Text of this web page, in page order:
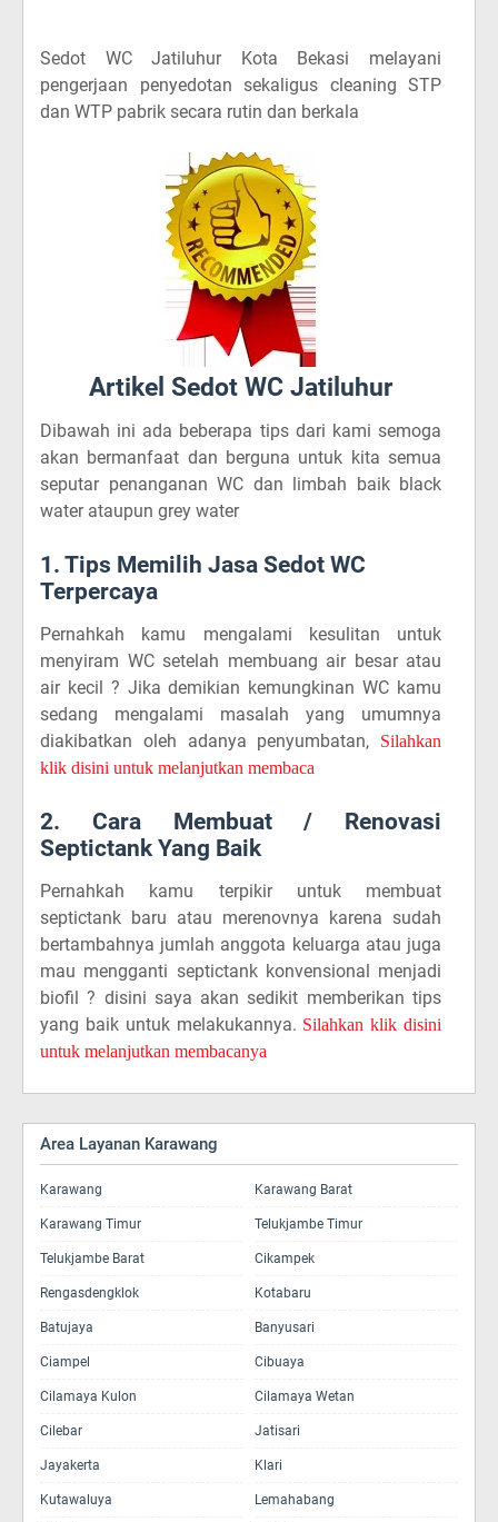
Sedot WC Jatiluhur Kota Bekasi melayani
pengerjaan penyedotan sekaligus cleaning STP
dan WTP pabrik secara rutin dan berkala
Artikel Sedot WC Jatiluhur
Dibawah ini ada beberapa tips dari kami semoga
akan bermanfaat dan berguna untuk kita semua
seputar penanganan WC dan limbah baik black
water ataupun grey water
1. Tips Memilih Jasa Sedot WC
Terpercaya
Pernahkah kamu mengalami kesulitan untuk
menyiram WC setelah membuang air besar atau
air kecil ? Jika demikian kemungkinan WC kamu
sedang mengalami masalah yang umumnya
diakibatkan oleh adanya penyumbatan,
Silahkan
klik disini untuk melanjutkan membaca
2. Cara Membuat / Renovasi
Septictank Yang Baik
Pernahkah kamu terpikir untuk membuat
septictank baru atau merenovnya karena sudah
bertambahnya jumlah anggota keluarga atau juga
mau mengganti septictank konvensional menjadi
biofil ? disini saya akan sedikit memberikan tips
yang baik untuk melakukannya. Silahkan klik disini
untuk melanjutkan membacanya
Area Layanan Karawang
Karawang Karawang Barat
Karawang Timur Telukjambe Timur
Telukjambe Barat Cikampek
Rengasdengklok Kotabaru
Batujaya Banyusari
Ciampel Cibuaya
Cilamaya Kulon Cilamaya Wetan
Cilebar Jatisari
Jayakerta Klari
Kutawaluya Lemahabang